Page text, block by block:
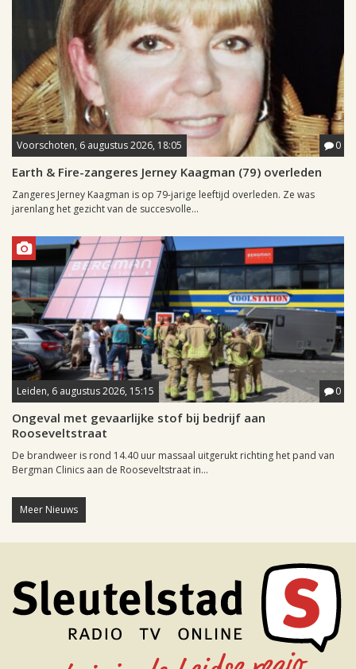
Voorschoten, 6 augustus 2026, 18:05 0
Earth & Fire-zangeres Jerney Kaagman (79) overleden
Zangeres Jerney Kaagman is op 79-jarige leeftijd overleden. Ze was
jarenlang het gezicht van de succesvolle...
Leiden, 6 augustus 2026, 15:15 0
Ongeval met gevaarlijke stof bij bedrijf aan
Rooseveltstraat
De brandweer is rond 14.40 uur massaal uitgerukt richting het pand van
Bergman Clinics aan de Rooseveltstraat in...
Meer Nieuws